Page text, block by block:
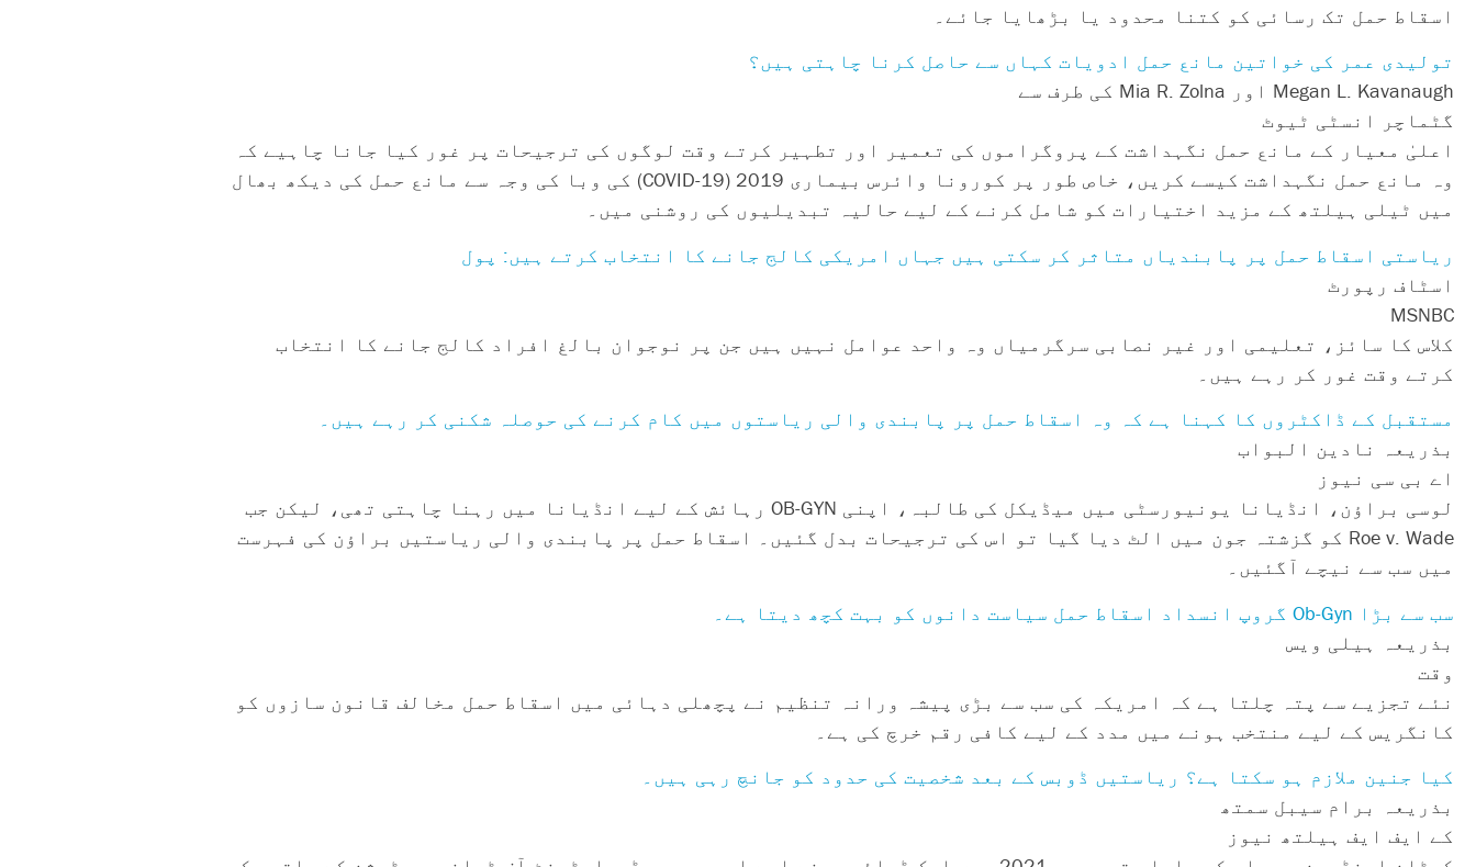
اسقاط حمل تک رسائی کو کتنا محدود یا بڑھایا جائے۔
تولیدی عمر کی خواتین مانع حمل ادویات کہاں سے حاصل کرنا چاہتی ہیں؟
Megan L. Kavanaugh اور Mia R. Zolna کی طرف سے
گٹماچر انسٹی ٹیوٹ
اعلیٰ معیار کے مانع حمل نگہداشت کے پروگراموں کی تعمیر اور تطہیر کرتے وقت لوگوں کی ترجیحات پر غور کیا جانا چاہیے کہ
وہ مانع حمل نگہداشت کیسے کریں، خاص طور پر کورونا وائرس بیماری 2019 (COVID-19) کی وبا کی وجہ سے مانع حمل کی دیکھ بھال
میں ٹیلی ہیلتھ کے مزید اختیارات کو شامل کرنے کے لیے حالیہ تبدیلیوں کی روشنی میں۔
ریاستی اسقاط حمل پر پابندیاں متاثر کر سکتی ہیں جہاں امریکی کالج جانے کا انتخاب کرتے ہیں: پول
اسٹاف رپورٹ
MSNBC
کلاس کا سائز، تعلیمی اور غیر نصابی سرگرمیاں وہ واحد عوامل نہیں ہیں جن پر نوجوان بالغ افراد کالج جانے کا انتخاب
کرتے وقت غور کر رہے ہیں۔
مستقبل کے ڈاکٹروں کا کہنا ہے کہ وہ اسقاط حمل پر پابندی والی ریاستوں میں کام کرنے کی حوصلہ شکنی کر رہے ہیں۔
بذریعہ نادین البواب
اے بی سی نیوز
لوسی براؤن، انڈیانا یونیورسٹی میں میڈیکل کی طالبہ، اپنی OB-GYN رہائش کے لیے انڈیانا میں رہنا چاہتی تھی، لیکن جب
Roe v. Wade کو گزشتہ جون میں الٹ دیا گیا تو اس کی ترجیحات بدل گئیں۔ اسقاط حمل پر پابندی والی ریاستیں براؤن کی فہرست
میں سب سے نیچے آگئیں۔
سب سے بڑا Ob-Gyn گروپ انسداد اسقاط حمل سیاست دانوں کو بہت کچھ دیتا ہے۔
بذریعہ ہیلی ویس
وقت
نئے تجزیے سے پتہ چلتا ہے کہ امریکہ کی سب سے بڑی پیشہ ورانہ تنظیم نے پچھلی دہائی میں اسقاط حمل مخالف قانون سازوں کو
کانگریس کے لیے منتخب ہونے میں مدد کے لیے کافی رقم خرچ کی ہے۔
کیا جنین ملازم ہو سکتا ہے؟ ریاستیں ڈوبس کے بعد شخصیت کی حدود کو جانچ رہی ہیں۔
بذریعہ برام سیبل سمتھ
کے ایف ایف ہیلتھ نیوز